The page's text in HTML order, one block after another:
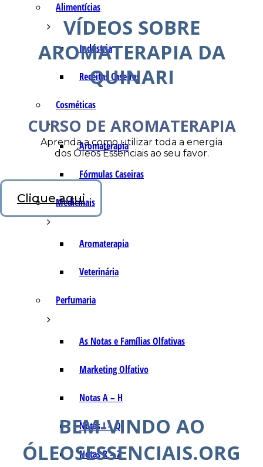
Alimentícias
Indústria
Receitas Caseiras
Cosméticas
Aromaterapia
Fórmulas Caseiras
Medicinais
Aromaterapia
Veterinária
Perfumaria
As Notas e Famílias Olfativas
Marketing Olfativo
Notas A – H
Notas I – Q
Notas R – Z
VÍDEOS SOBRE
AROMATERAPIA DA
QUINARI
CURSO DE AROMATERAPIA
Aprenda a como utilizar toda a energia
dos Óleos Essenciais ao seu favor.
Clique aqui
BEM-VINDO AO
ÓLEOSESSENCIAIS.ORG